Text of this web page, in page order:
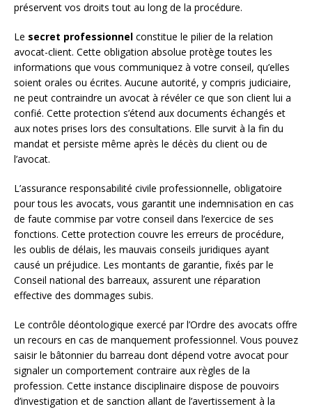
préservent vos droits tout au long de la procédure.
Le secret professionnel constitue le pilier de la relation
avocat-client. Cette obligation absolue protège toutes les
informations que vous communiquez à votre conseil, qu’elles
soient orales ou écrites. Aucune autorité, y compris judiciaire,
ne peut contraindre un avocat à révéler ce que son client lui a
confié. Cette protection s’étend aux documents échangés et
aux notes prises lors des consultations. Elle survit à la fin du
mandat et persiste même après le décès du client ou de
l’avocat.
L’assurance responsabilité civile professionnelle, obligatoire
pour tous les avocats, vous garantit une indemnisation en cas
de faute commise par votre conseil dans l’exercice de ses
fonctions. Cette protection couvre les erreurs de procédure,
les oublis de délais, les mauvais conseils juridiques ayant
causé un préjudice. Les montants de garantie, fixés par le
Conseil national des barreaux, assurent une réparation
effective des dommages subis.
Le contrôle déontologique exercé par l’Ordre des avocats offre
un recours en cas de manquement professionnel. Vous pouvez
saisir le bâtonnier du barreau dont dépend votre avocat pour
signaler un comportement contraire aux règles de la
profession. Cette instance disciplinaire dispose de pouvoirs
d’investigation et de sanction allant de l’avertissement à la